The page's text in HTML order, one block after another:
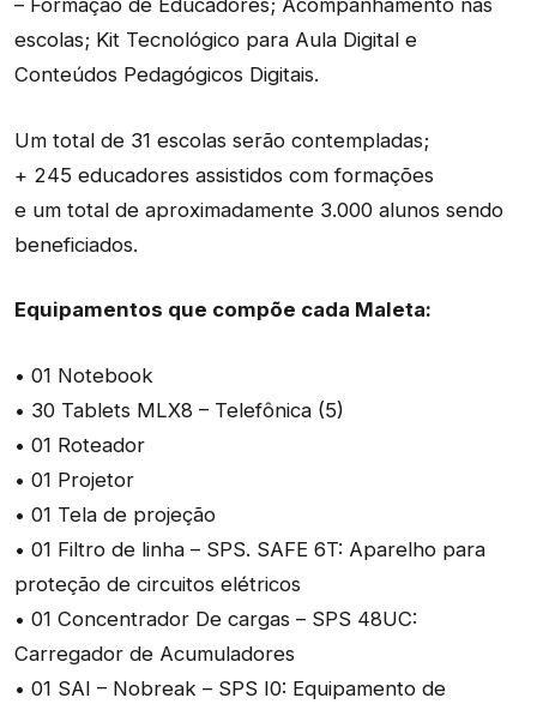
– Formação de Educadores; Acompanhamento nas
escolas; Kit Tecnológico para Aula Digital e
Conteúdos Pedagógicos Digitais.
Um total de 31 escolas serão contempladas;
+ 245 educadores assistidos com formações
e um total de aproximadamente 3.000 alunos sendo
beneficiados.
Equipamentos que compõe cada Maleta:
• 01 Notebook
• 30 Tablets MLX8 – Telefônica (5)
• 01 Roteador
• 01 Projetor
• 01 Tela de projeção
• 01 Filtro de linha – SPS. SAFE 6T: Aparelho para
proteção de circuitos elétricos
• 01 Concentrador De cargas – SPS 48UC:
Carregador de Acumuladores
• 01 SAI – Nobreak – SPS I0: Equipamento de